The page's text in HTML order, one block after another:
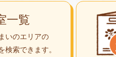
一覧
いのエリアの
検索できます。